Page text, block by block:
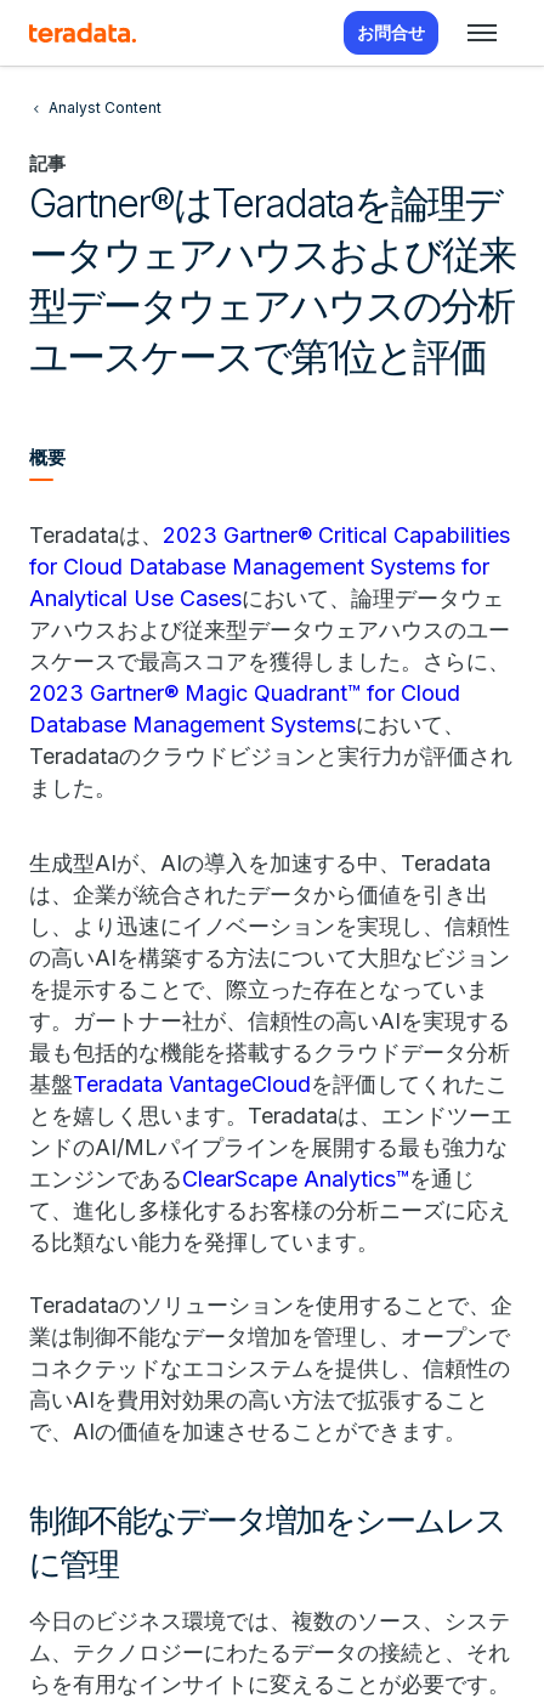
お問合せ
Analyst Content
記事
Gartner®はTeradataを論理デ
ータウェアハウスおよび従来
型データウェアハウスの分析
ユースケースで第1位と評価
概要
Teradataは、 2023 Gartner® Critical Capabilities
for Cloud Database Management Systems for
Analytical Use Casesにおいて、論理データウェ
アハウスおよび従来型データウェアハウスのユー
スケースで最高スコアを獲得しました。さらに、
2023 Gartner® Magic Quadrant™ for Cloud
Database Management Systemsにおいて、
Teradataのクラウドビジョンと実行力が評価され
ました。
生成型AIが、AIの導入を加速する中、Teradata
は、企業が統合されたデータから価値を引き出
し、より迅速にイノベーションを実現し、信頼性
の高いAIを構築する方法について大胆なビジョン
を提示することで、際立った存在となっていま
す。ガートナー社が、信頼性の高いAIを実現する
最も包括的な機能を搭載するクラウドデータ分析
基盤Teradata VantageCloudを評価してくれたこ
とを嬉しく思います。Teradataは、エンドツーエ
ンドのAI/MLパイプラインを展開する最も強力な
エンジンであるClearScape Analytics™を通じ
て、進化し多様化するお客様の分析ニーズに応え
る比類ない能力を発揮しています。
Teradataのソリューションを使用することで、企
業は制御不能なデータ増加を管理し、オープンで
コネクテッドなエコシステムを提供し、信頼性の
高いAIを費用対効果の高い方法で拡張すること
で、AIの価値を加速させることができます。
制御不能なデータ増加をシームレス
に管理
今日のビジネス環境では、複数のソース、システ
ム、テクノロジーにわたるデータの接続と、それ
らを有用なインサイトに変えることが必要です。